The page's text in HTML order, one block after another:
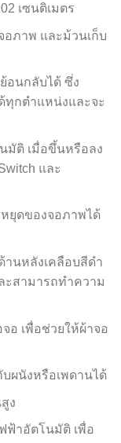
เซนติเมตร
ภาพ และม้วนเก็บ
อนกลับได้ ซึ่ง
ทุกตำแหน่งและจะ
มัติ เมื่อขึ้นหรือลง
และ
ยุดของจอภาพได้
านหลังเคลือบสีดำ
สามารถทำความ
อ เพื่อช่วยให้ผ้าจอ
ผนังหรือเพดานได้
ง
ฟ้าอัตโนมัติ เพื่อ